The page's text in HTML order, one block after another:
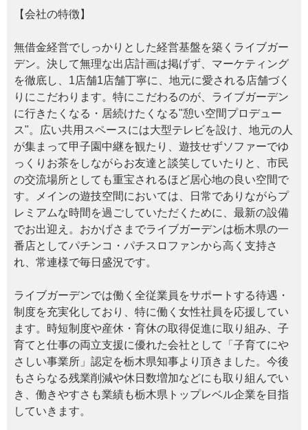
【会社の特徴】
無借金経営でしっかりとした経営基盤を築くライブガー
デン。決して無理な出店計画は掲げず、マーケティング
を徹底し、1店舗1店舗丁寧に、地元に愛される店舗づく
りにこだわります。特にこだわるのが、ライブガーデン
に行きたくなる・居続けたくなる"憩い空間プロデュー
ス"。広い共用スペースには大型テレビを設け、地元の人
が集まって甲子園中継を観たり、遊技せずソファーでゆ
っくりお茶をしながらお友達と談笑していたりと、市民
の交流場所としても重宝されるほど居心地の良い空間で
す。メインの遊技空間においては、日常でありながらプ
レミアムな時間を過ごしていただくために、最新の設備
でお出迎え。おかげさまでライブガーデンは栃木県の一
番店としてパチンコ・パチスロファンから高く支持さ
れ、常連様で毎日盛況です。
ライブガーデンでは働く全従業員をサポートする待遇・
制度を充実化しており、特に働く女性社員を応援してい
ます。時短制度や産休・育休の取得促進に取り組み、子
育てと仕事の両立支援に優れた会社として「子育てにや
さしい事業所」認定を栃木県知事より頂きました。今後
もさらなる残業削減や休日数増加などにも取り組んでい
き、働きやすさも業績も栃木県トップレベル企業を目指
していきます。